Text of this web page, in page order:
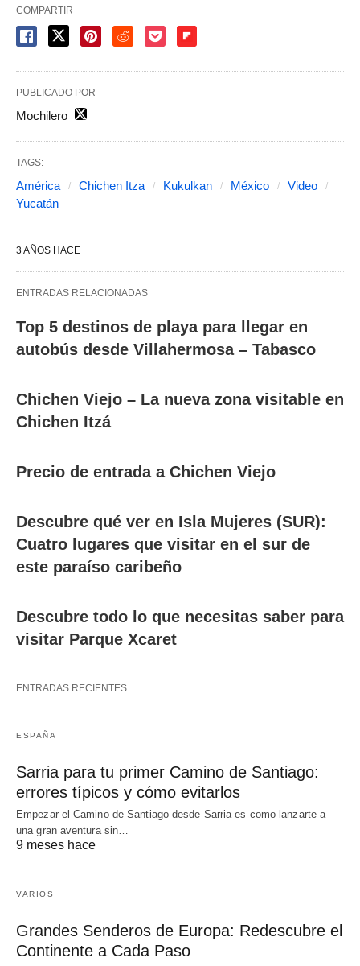
COMPARTIR
PUBLICADO POR
Mochilero
TAGS:
América Chichen Itza Kukulkan México
Video
Yucatán
3 AÑOS HACE
ENTRADAS RELACIONADAS
Top 5 destinos de playa para llegar en
autobús desde Villahermosa – Tabasco
Chichen Viejo – La nueva zona visitable en
Chichen Itzá
Precio de entrada a Chichen Viejo
Descubre qué ver en Isla Mujeres (SUR):
Cuatro lugares que visitar en el sur de
este paraíso caribeño
Descubre todo lo que necesitas saber para
visitar Parque Xcaret
ENTRADAS RECIENTES
ESPAÑA
Sarria para tu primer Camino de Santiago:
errores típicos y cómo evitarlos
Empezar el Camino de Santiago desde Sarria es como lanzarte a
una gran aventura sin…
9 meses hace
VARIOS
Grandes Senderos de Europa: Redescubre el
Continente a Cada Paso